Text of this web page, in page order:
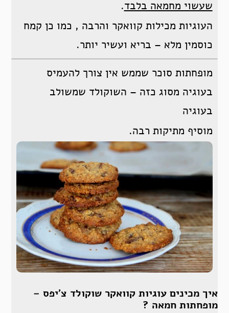
שעשוי מחמאה בלבד.
העוגיות מכילות קוואקר והרבה , כמו כן קמח
כוסמין מלא – בריא ועשיר יותר.
מופחתות סוכר שממש אין צורך להעמיס
בעוגיה מסוג כזה – השוקולד שמשולב
בעוגיה
מוסיף מתיקות רבה.
איך מכינים עוגיות קוואקר שוקולד צ’יפס –
מופחתות חמאה ?